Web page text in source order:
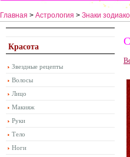
Главная > Астрология > Знаки
Красота
Звездные рецепты
Волосы
Лицо
Макияж
Руки
Тело
Ноги